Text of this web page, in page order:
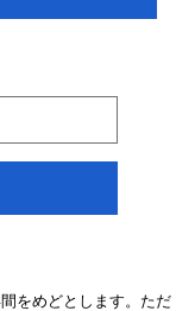
をめどとします。ただ